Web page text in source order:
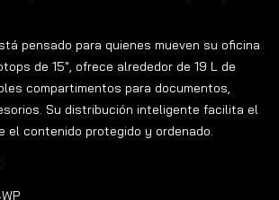
pensado para quienes mueven su oficina
de 15″, ofrece alrededor de 19 L de
compartimentos para documentos,
Su distribución inteligente facilita el
el contenido protegido y ordenado.